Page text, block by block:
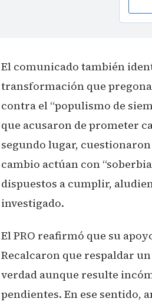
El comunicado también
transformación que
contra el “populismo de
que acusaron de prometer
segundo lugar,
cambio actúan con
dispuestos a cumplir,
investigado.
El PRO reafirmó que su
Recalcaron que respaldar
verdad aunque resulte
pendientes. En ese sentido,